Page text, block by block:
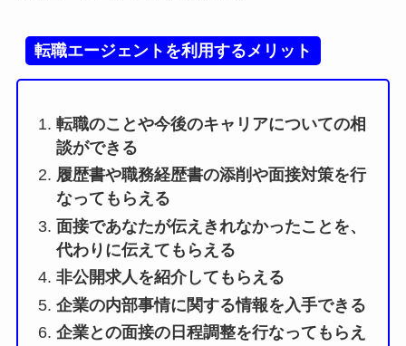
転職エージェントを利用するメリット
転職のことや今後のキャリアについての相
談ができる
履歴書や職務経歴書の添削や面接対策を行
なってもらえる
面接であなたが伝えきれなかったことを、
代わりに伝えてもらえる
非公開求人を紹介してもらえる
企業の内部事情に関する情報を入手できる
企業との面接の日程調整を行なってもらえ